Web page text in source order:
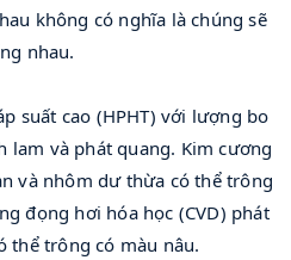
không có nghĩa là chúng sẽ
nhau.
suất cao (HPHT) với lượng bo
lam và phát quang. Kim cương
và nhôm dư thừa có thể trông
đọng hơi hóa học (CVD) phát
thể trông có màu nâu.